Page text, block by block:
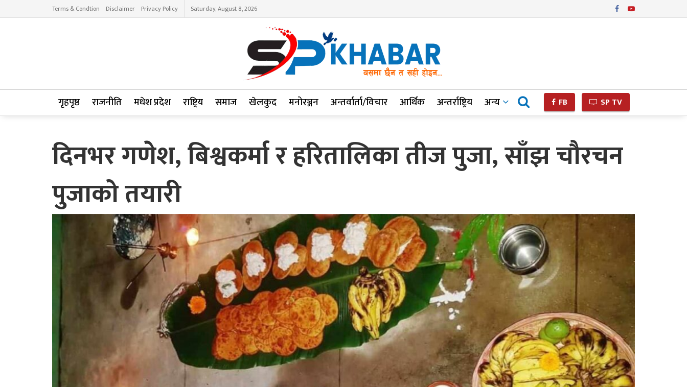
Terms & Condtion Disclaimer Privacy Policy Saturday, August 8, 2026
गृहपृष्ठ राजनीति मधेश प्रदेश राष्ट्रिय समाज खेलकुद मनोरञ्जन अन्तर्वार्ता/विचार आर्थिक अन्तर्राष्ट्रिय अन्य FB SP TV
दिनभर गणेश, बिश्वकर्मा र हरितालिका तीज पुजा, साँझ चौरचन
पुजाको तयारी